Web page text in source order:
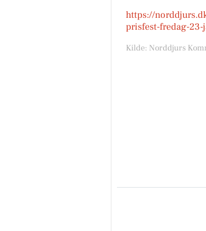
https://
prisfest-fredag-23-
Kilde: Norddjurs